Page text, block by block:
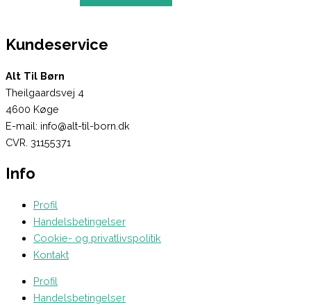
Kundeservice
Alt Til Børn
Theilgaardsvej 4
4600 Køge
E-mail: info@alt-til-born.dk
CVR. 31155371
Info
Profil
Handelsbetingelser
Cookie- og privatlivspolitik
Kontakt
Profil
Handelsbetingelser